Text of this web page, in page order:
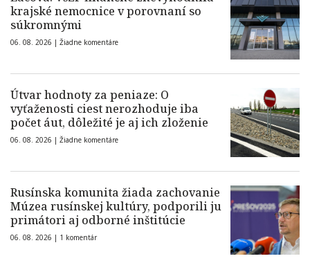
krajské nemocnice v porovnaní so
súkromnými
06. 08. 2026 | Žiadne komentáre
Útvar hodnoty za peniaze: O
vyťaženosti ciest nerozhoduje iba
počet áut, dôležité je aj ich zloženie
06. 08. 2026 | Žiadne komentáre
Rusínska komunita žiada zachovanie
Múzea rusínskej kultúry, podporili ju
primátori aj odborné inštitúcie
06. 08. 2026 | 1 komentár